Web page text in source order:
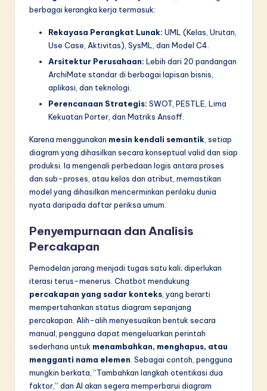
berbagai kerangka kerja termasuk:
Rekayasa Perangkat Lunak: UML (Kelas, Urutan,
Use Case, Aktivitas), SysML, dan Model C4.
Arsitektur Perusahaan: Lebih dari 20 pandangan
ArchiMate standar di berbagai lapisan bisnis,
aplikasi, dan teknologi.
Perencanaan Strategis: SWOT, PESTLE, Lima
Kekuatan Porter, dan Matriks Ansoff.
Karena menggunakan mesin kendali semantik, setiap
diagram yang dihasilkan secara konseptual valid dan siap
produksi. Ia mengenali perbedaan logis antara proses
dan sub-proses, atau kelas dan atribut, memastikan
model yang dihasilkan mencerminkan perilaku dunia
nyata daripada daftar periksa umum.
Penyempurnaan dan Analisis
Percakapan
Pemodelan jarang menjadi tugas satu kali; diperlukan
iterasi terus-menerus. Chatbot mendukung
percakapan yang sadar konteks , yang berarti
mempertahankan status diagram sepanjang
percakapan. Alih-alih menyesuaikan bentuk secara
manual, pengguna dapat mengeluarkan perintah
sederhana untuk menambahkan, menghapus, atau
mengganti nama elemen . Sebagai contoh, pengguna
mungkin berkata, “Tambahkan langkah otentikasi dua
faktor,” dan AI akan segera memperbarui diagram